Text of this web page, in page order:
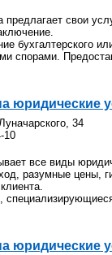
свои
бухгалтерского
спорами.
юридические
34
10
все виды
разумные цены,
юридические